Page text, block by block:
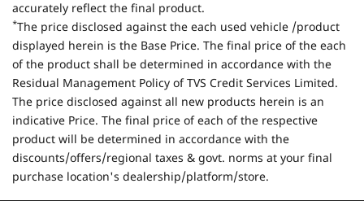
accurately reflect the final product.
*The price disclosed against the each used vehicle /product
displayed herein is the Base Price. The final price of the each
of the product shall be determined in accordance with the
Residual Management Policy of TVS Credit Services Limited.
The price disclosed against all new products herein is an
indicative Price. The final price of each of the respective
product will be determined in accordance with the
discounts/offers/regional taxes & govt. norms at your final
purchase location's dealership/platform/store.